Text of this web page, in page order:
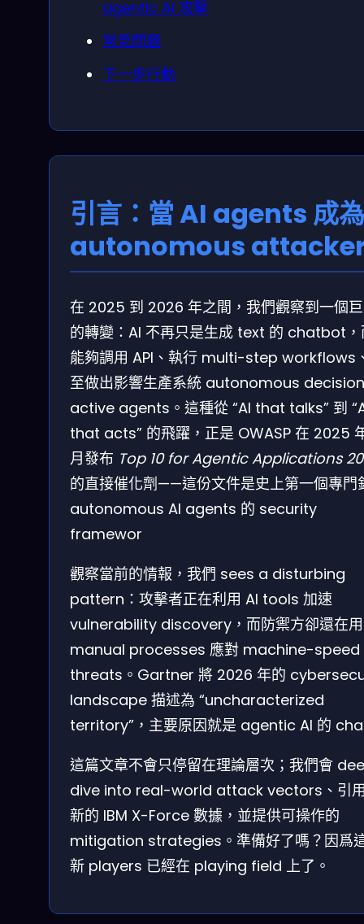
agentic AI 攻擊
常見問題
下一步行動
引言：當 AI agents 成為
autonomous
在 2025 到 2026 年之間，我們觀察到一個
的轉變：AI 不再只是生成 text 的 chatbot，
能夠調用 API、執行 multi-step workflows
至做出影響生產系統 autonomous
active agents。這種從 “AI that talks” 到
that acts” 的飛躍，正是 OWASP 在 2025
月發布 Top 10 for Agentic Applications
的直接催化劑——這份文件是史上第一個專門
autonomous AI agents 的 security
framewor
觀察當前的情報，我們 sees a disturbing
pattern：攻擊者正在利用 AI tools 加速
vulnerability discovery，而防禦方卻還在用
manual processes 應對 machine-speed
threats。Gartner 將 2026 年的
landscape 描述為 “uncharacterized
territory”，主要原因就是 agentic AI 的 cha
這篇文章不會只停留在理論層次；我們會
dive into real-world attack vectors、引
新的 IBM X-Force 數據，並提供可操作的
mitigation strategies。準備好了嗎？因爲
新 players 已經在 playing field 上了。